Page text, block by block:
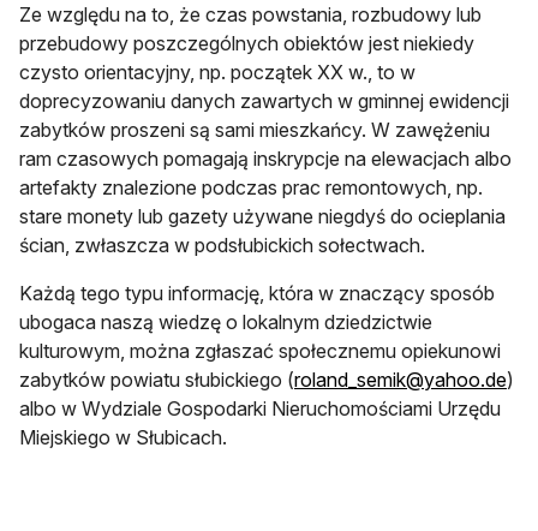
Ze względu na to, że czas powstania, rozbudowy lub
przebudowy poszczególnych obiektów jest niekiedy
czysto orientacyjny, np. początek XX w., to w
doprecyzowaniu danych zawartych w gminnej ewidencji
zabytków proszeni są sami mieszkańcy. W zawężeniu
ram czasowych pomagają inskrypcje na elewacjach albo
artefakty znalezione podczas prac remontowych, np.
stare monety lub gazety używane niegdyś do ocieplania
ścian, zwłaszcza w podsłubickich sołectwach.
Każdą tego typu informację, która w znaczący sposób
ubogaca naszą wiedzę o lokalnym dziedzictwie
kulturowym, można zgłaszać społecznemu opiekunowi
zabytków powiatu słubickiego (roland_semik@yahoo.de)
albo w Wydziale Gospodarki Nieruchomościami Urzędu
Miejskiego w Słubicach.